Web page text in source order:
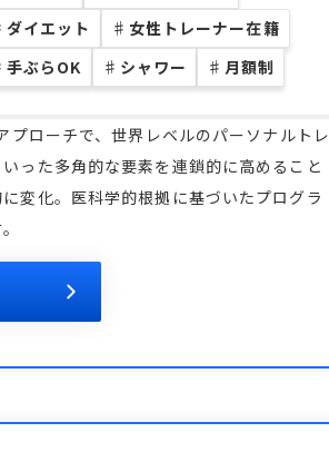
ダイエット ♯ 女性トレーナー在籍
手ぶらOK ♯ シャワー ♯ 月額制
ローチで、世界レベルのパーソナルトレ
った多角的な要素を連鎖的に高めること
変化。医科学的根拠に基づいたプログラ